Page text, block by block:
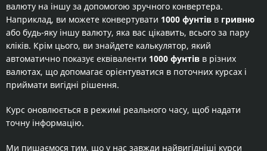
валюту на іншу за допомогою зручного конвертера.
Наприклад, ви можете конвертувати 1000 фунтів в гривню
або будь-яку іншу валюту, яка вас цікавить, всього за пару
кліків. Крім цього, ви знайдете калькулятор, який
автоматично показує еквіваленти 1000 фунтів в різних
валютах, що допомагає орієнтуватися в поточних курсах і
приймати вигідні рішення.
Курс оновлюється в режимі реального часу, щоб надати
точну інформацію.
Ми пишаємося тим, що у нас завжди найвигідніші курси